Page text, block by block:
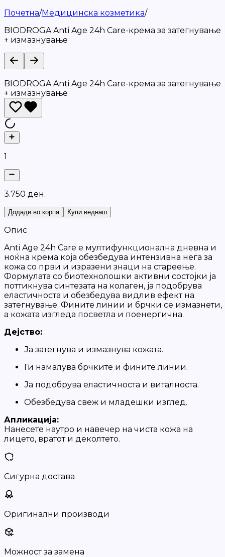
Почетна/Медицинска козметика/
BIODROGA Anti Age 24h Care-крема за затегнување
+ измазнување
BIODROGA Anti Age 24h Care-крема за затегнување
+ измазнување
1
3.750 ден.
Додади во корпа Купи веднаш
Опис
Anti Age 24h Care е мултифункционална дневна и
ноќна крема која обезбедува интензивна нега за
кожа со први и изразени знаци на стареење.
Формулата со биотехнолошки активни состојки ја
поттикнува синтезата на колаген, ја подобрува
еластичноста и обезбедува видлив ефект на
затегнување. Фините линии и брчки се измазнети,
а кожата изгледа посветла и поенергична.
Дејство:
Ја затегнува и измазнува кожата.
Ги намалува брчките и фините линии.
Ја подобрува еластичноста и виталноста.
Обезбедува свеж и младешки изглед.
Апликација:
Нанесете наутро и навечер на чиста кожа на
лицето, вратот и деколтето.
Сигурна достава
Оригинални производи
Можност за замена